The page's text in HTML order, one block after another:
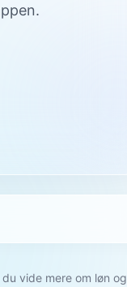
vide mere om løn og